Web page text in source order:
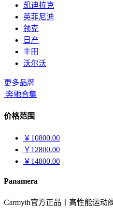
凯迪拉克
英菲尼迪
领克
日产
丰田
沃尔沃
更多品牌
奔驰合集
价格范围
￥10800.00
￥12800.00
￥14800.00
Panamera
Carmyth官方正品丨高性能运动